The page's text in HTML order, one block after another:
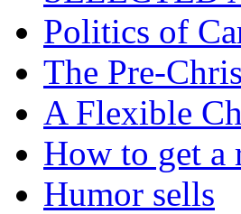
Politics of
The Pre-
A Flexible
How to get a
Humor sells